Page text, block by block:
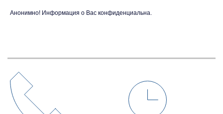
Анонимно! Информация о Вас конфиденциальна.